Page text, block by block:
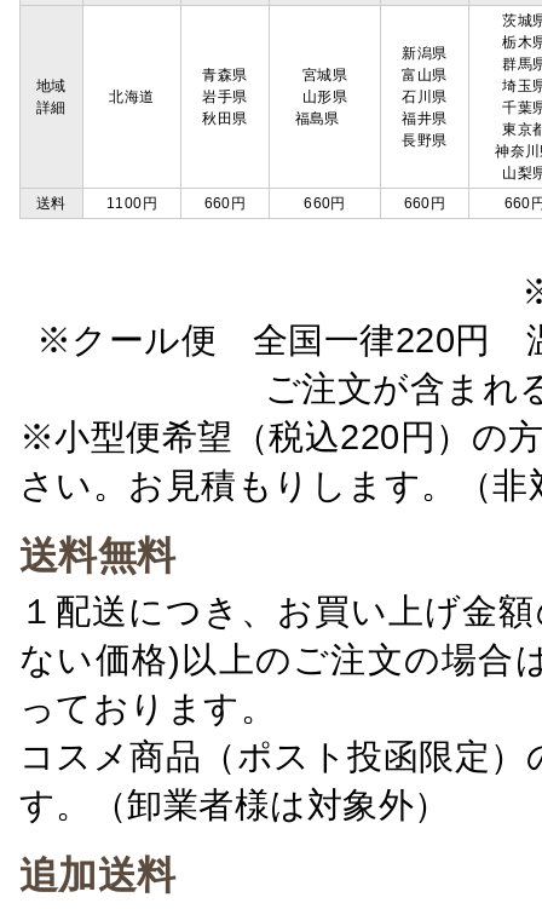
地域
詳細
北海道
青森県
岩手県
秋田県
宮城県
山形県
福島県
新潟県
富山県
石川県
福井県
長野県
茨城
栃木
群馬
埼玉
千葉
東京
神奈
山梨
送料
1100円 660円 660円 660円 660
※クール便 全国一律220円
ご注文が含ま
※小型便希望（税込220円）の
さい。お見積もりします。（非
送料無料
１配送につき、お買い上げ金
ない価格)以上のご注文の場合
っております。
コスメ商品（ポスト投函限定
す。（卸業者様は対象外）
追加送料